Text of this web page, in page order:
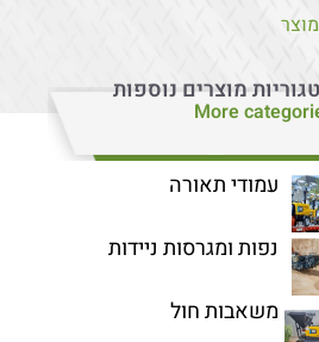
מוצרים נוספות
More
עמודי תאורה
נפות ומגרסות ניידות
משאבות חול